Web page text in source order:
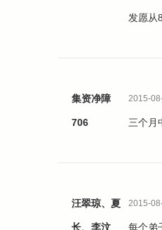
发愿从
集资净障
706
2015-
三个月
汪翠琼、夏
长、李汶
2015-
每个弟